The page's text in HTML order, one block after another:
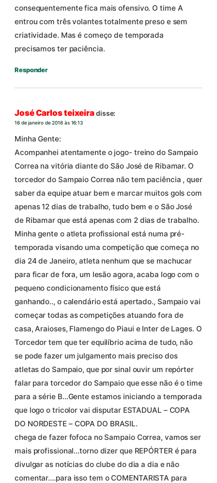
consequentemente fica mais ofensivo. O time A
entrou com três volantes totalmente preso e sem
criatividade. Mas é começo de temporada
precisamos ter paciência.
Responder
José Carlos teixeiradisse:
16 de janeiro de 2016 às 16:13
Minha Gente:
Acompanhei atentamente o jogo- treino do Sampaio
Correa na vitória diante do São José de Ribamar. O
torcedor do Sampaio Correa não tem paciência , quer
saber da equipe atuar bem e marcar muitos gols com
apenas 12 dias de trabalho, tudo bem e o São José
de Ribamar que está apenas com 2 dias de trabalho.
Minha gente o atleta profissional está numa pré-
temporada visando uma competição que começa no
dia 24 de Janeiro, atleta nenhum que se machucar
para ficar de fora, um lesão agora, acaba logo com o
pequeno condicionamento físico que está
ganhando.., o calendário está apertado., Sampaio vai
começar todas as competições atuando fora de
casa, Araioses, Flamengo do Piaui e Inter de Lages. O
Torcedor tem que ter equilíbrio acima de tudo, não
se pode fazer um julgamento mais preciso dos
atletas do Sampaio, que por sinal ouvir um repórter
falar para torcedor do Sampaio que esse não é o time
para a série B…Gente estamos iniciando a temporada
que logo o tricolor vai disputar ESTADUAL – COPA
DO NORDESTE – COPA DO BRASIL.
chega de fazer fofoca no Sampaio Correa, vamos ser
mais profissional…torno dizer que REPÓRTER é para
divulgar as notícias do clube do dia a dia e não
comentar….para isso tem o COMENTARISTA para